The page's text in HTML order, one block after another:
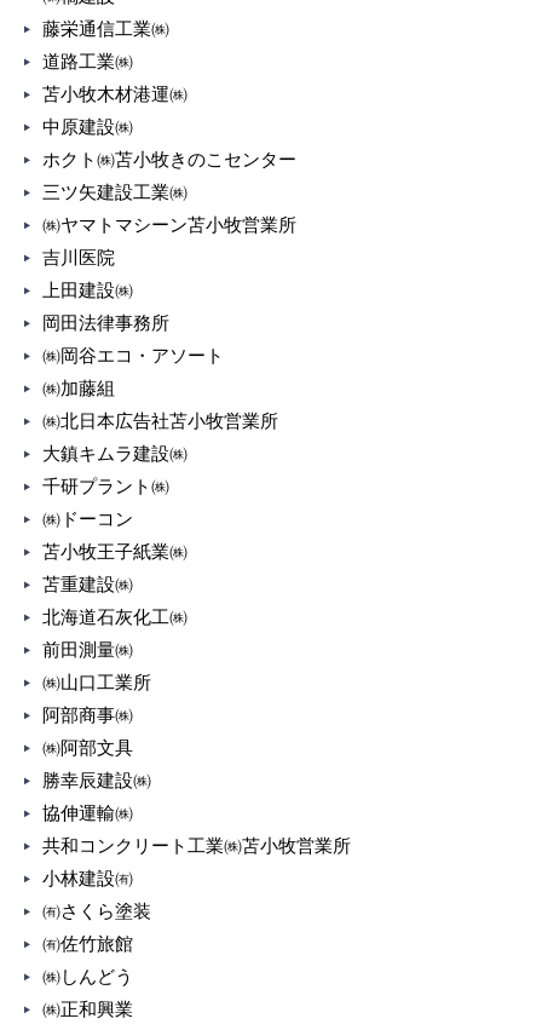
藤栄通信工業㈱
道路工業㈱
苫小牧木材港運㈱
中原建設㈱
ホクト㈱苫小牧きのこセンター
三ツ矢建設工業㈱
㈱ヤマトマシーン苫小牧営業所
吉川医院
上田建設㈱
岡田法律事務所
㈱岡谷エコ・アソート
㈱加藤組
㈱北日本広告社苫小牧営業所
大鎮キムラ建設㈱
千研プラント㈱
㈱ドーコン
苫小牧王子紙業㈱
苫重建設㈱
北海道石灰化工㈱
前田測量㈱
㈱山口工業所
阿部商事㈱
㈱阿部文具
勝幸辰建設㈱
協伸運輸㈱
共和コンクリート工業㈱苫小牧営業所
小林建設㈲
㈲さくら塗装
㈲佐竹旅館
㈱しんどう
㈱正和興業